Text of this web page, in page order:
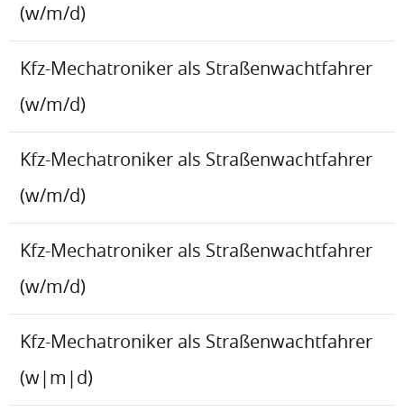
(w/m/d)
Kfz-Mechatroniker als Straßenwachtfahrer
(w/m/d)
Kfz-Mechatroniker als Straßenwachtfahrer
(w/m/d)
Kfz-Mechatroniker als Straßenwachtfahrer
(w/m/d)
Kfz-Mechatroniker als Straßenwachtfahrer
(w|m|d)